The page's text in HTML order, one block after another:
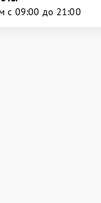
с 09:00 до 21:00